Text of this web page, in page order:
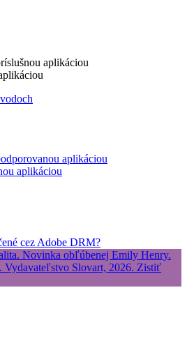
aplikáciou
aplikáciou
aplikáciou
cez Adobe DRM?